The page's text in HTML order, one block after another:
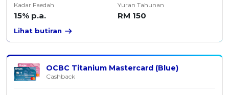
Kadar Faedah
15% p.a.
Yuran Tahunan
RM 150
Lihat butiran
OCBC Titanium Mastercard (Blue)
Cashback